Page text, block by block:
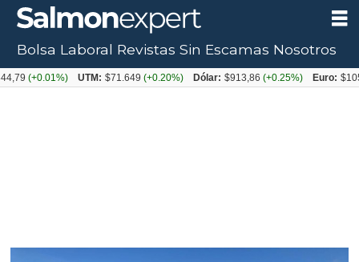
Bolsa Laboral Revistas Sin Escamas Nosotros
UTM: $71.649(+0.20%) Dólar: $913,86(+0.25%) Euro: $1053,08